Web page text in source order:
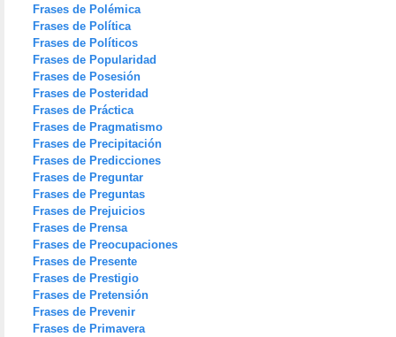
Frases de Polémica
Frases de Política
Frases de Políticos
Frases de Popularidad
Frases de Posesión
Frases de Posteridad
Frases de Práctica
Frases de Pragmatismo
Frases de Precipitación
Frases de Predicciones
Frases de Preguntar
Frases de Preguntas
Frases de Prejuicios
Frases de Prensa
Frases de Preocupaciones
Frases de Presente
Frases de Prestigio
Frases de Pretensión
Frases de Prevenir
Frases de Primavera